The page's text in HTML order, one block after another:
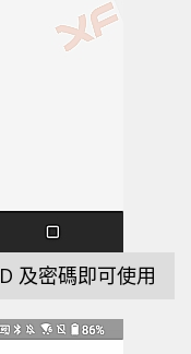
及密碼即可使用